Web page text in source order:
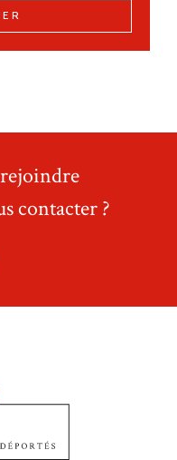
contacter ?